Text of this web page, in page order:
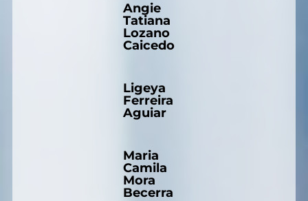
Angie
Tatiana
Lozano
Caicedo
Ligeya
Ferreira
Aguiar
Maria
Camila
Mora
Becerra